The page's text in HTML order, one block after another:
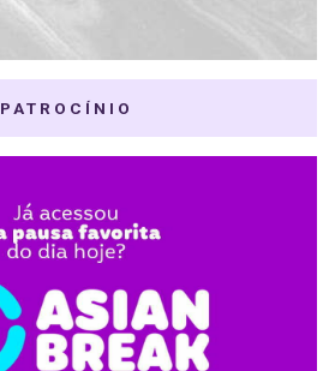
PATROCÍNIO